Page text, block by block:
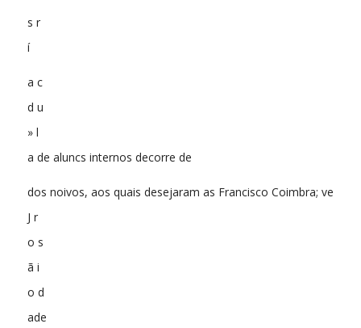
s r
í
a c
d u
» l
a de aluncs internos decorre de
dos noivos, aos quais desejaram as Francisco Coimbra; ve
J r
o s
ã i
o d
ade